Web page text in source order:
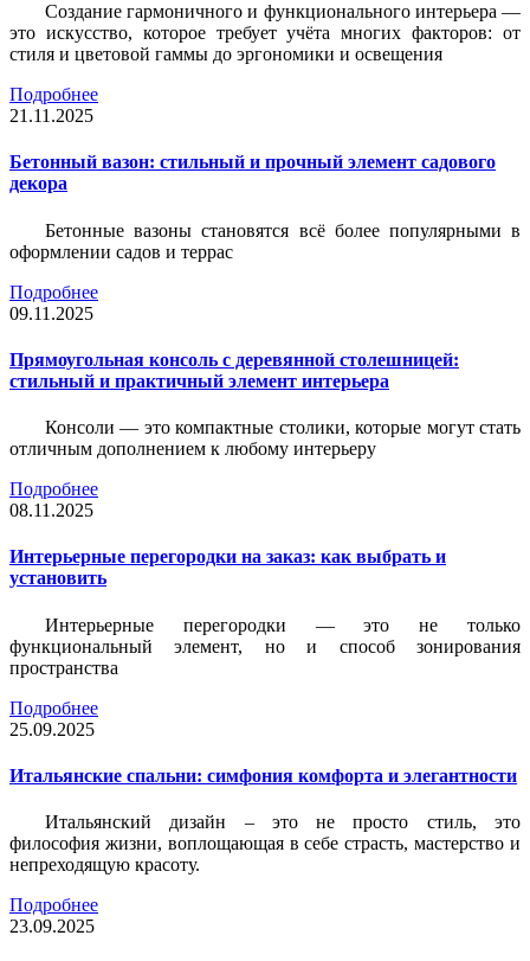
Создание гармоничного и функционального интерьера —
это искусство, которое требует учёта многих факторов: от
стиля и цветовой гаммы до эргономики и освещения
Подробнее
21.11.2025
Бетонный вазон: стильный и прочный элемент садового
декора
Бетонные вазоны становятся всё более популярными в
оформлении садов и террас
Подробнее
09.11.2025
Прямоугольная консоль с деревянной столешницей:
стильный и практичный элемент интерьера
Консоли — это компактные столики, которые могут стать
отличным дополнением к любому интерьеру
Подробнее
08.11.2025
Интерьерные перегородки на заказ: как выбрать и
установить
Интерьерные перегородки — это не только
функциональный элемент, но и способ зонирования
пространства
Подробнее
25.09.2025
Итальянские спальни: симфония комфорта и элегантности
Итальянский дизайн – это не просто стиль, это
философия жизни, воплощающая в себе страсть, мастерство и
непреходящую красоту.
Подробнее
23.09.2025